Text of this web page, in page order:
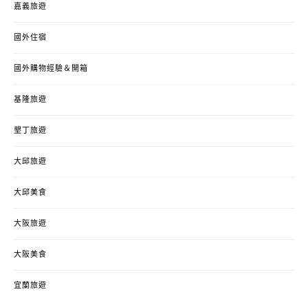
嘉義旅遊
國外住宿
國外購物經驗＆開箱
基隆旅遊
墾丁旅遊
大邱旅遊
大邱美食
大阪旅遊
大阪美食
宜蘭旅遊